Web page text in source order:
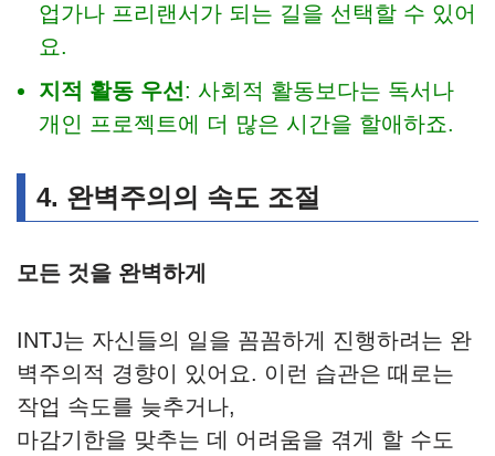
업가나 프리랜서가 되는 길을 선택할 수 있어
요.
지적 활동 우선: 사회적 활동보다는 독서나
개인 프로젝트에 더 많은 시간을 할애하죠.
4. 완벽주의의 속도 조절
모든 것을 완벽하게
INTJ는 자신들의 일을 꼼꼼하게 진행하려는 완
벽주의적 경향이 있어요. 이런 습관은 때로는
작업 속도를 늦추거나,
마감기한을 맞추는 데 어려움을 겪게 할 수도